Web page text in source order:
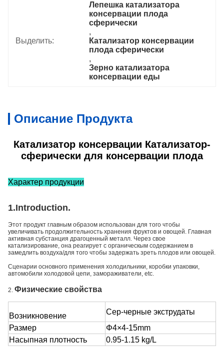
Выделить:
Лепешка катализатора
консервации плода
сферически
,
Катализатор консервации
плода сферически
,
Зерно катализатора
консервации еды
Описание Продукта
Катализатор консервации Катализатор-
сферически для консервации плода
Характер продукции
1.Introduction.
Этот продукт главным образом использован для того чтобы
увеличивать продолжительность хранения фруктов и овощей. Главная
активная субстанция драгоценный металл. Через свое
катализирование, она реагирует с органическым содержанием в
замедлить воздуха/для того чтобы задержать зреть плодов или овощей.
Сценарии основного применения холодильники, коробки упаковки,
автомобили холодовой цепи, замораживатели, etc.
2. Физические свойства
Возникновение
Сер-черные экструдаты
Размер
Φ4×4-15mm
Насыпная плотность
0.95-1.15 kg/L